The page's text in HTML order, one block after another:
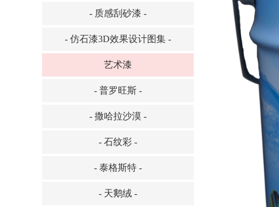
- 质感刮砂漆 -
- 仿石漆3D效果设计图集 -
艺术漆
- 普罗旺斯 -
- 撒哈拉沙漠 -
- 石纹彩 -
- 泰格斯特 -
- 天鹅绒 -